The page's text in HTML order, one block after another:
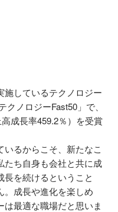
施しているテクノロジー
ノロジーFast50」で、
成長率459.2％）を受賞
るからこそ、新たなこ
たち自身も会社と共に成
を続けるということ
。成長や進化を楽しめ
最適な職場だと思いま